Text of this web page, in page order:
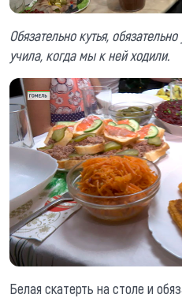
Обязательно кутья,
учила, когда мы к ней ходили.
Белая скатерть на столе и